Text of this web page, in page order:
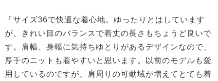
「サイズ36で快適な着心地。ゆったりとはしています
が、きれい目のバランスで着丈の長さもちょうど良いで
す。肩幅、身幅に気持ちゆとりがあるデザインなので、
厚手のニットも着やすいと思います。以前のモデルも愛
用しているのですが、肩周りの可動域が増えてとても着